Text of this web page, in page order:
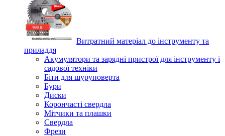
Витратний матеріал до інструменту та
приладдя
Акумулятори та зарядні пристрої для інструменту і
садової техніки
Біти для шуруповерта
Бури
Диски
Корончасті свердла
Мітчики та плашки
Свердла
Фрези